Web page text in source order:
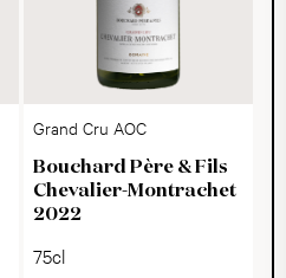
Grand Cru AOC
Bouchard Père & Fils
Chevalier-Montrachet
2022
75cl